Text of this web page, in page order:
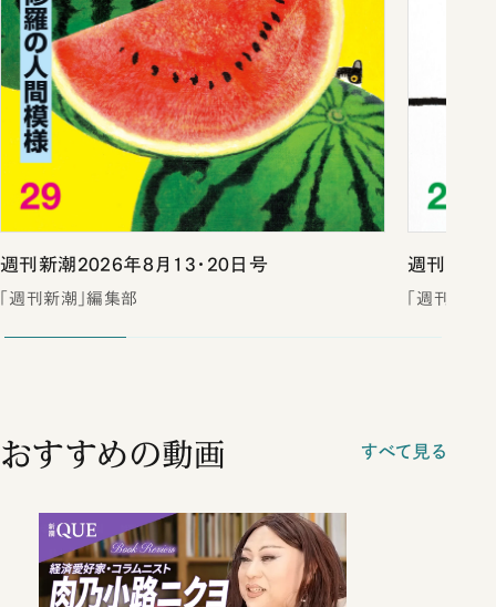
週刊新潮2026年8月13・20日号
「週刊新潮」編集部
週刊新潮
「週刊新潮
おすすめの動画 すべて見る